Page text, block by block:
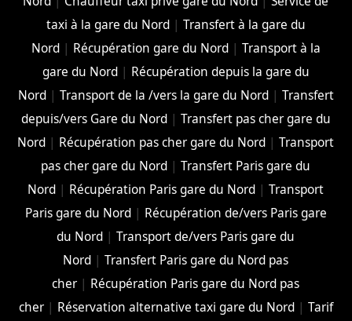
taxi à la gare du Nord| Transfert à la gare du
Nord| Récupération gare du Nord| Transport à la
gare du Nord| Récupération depuis la gare du
Nord| Transport de la /vers la gare du Nord| Transfert
depuis/vers Gare du Nord| Transfert pas cher gare du
Nord | Récupération pas cher gare du Nord |Transport
pas cher gare du Nord |Transfert Paris gare du
Nord | Récupération Paris gare du Nord |Transport
Paris gare du Nord| Récupération de/vers Paris gare
du Nord |Transport de/vers Paris gare du
Nord |Transfert Paris gare du Nord pas
cher | Récupération Paris gare du Nord pas
cher| Réservation alternative taxi gare du Nord| Tarif